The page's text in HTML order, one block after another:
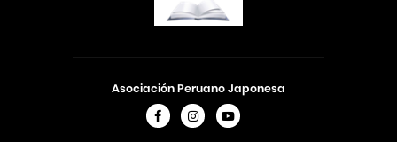
Asociación Peruano Japonesa